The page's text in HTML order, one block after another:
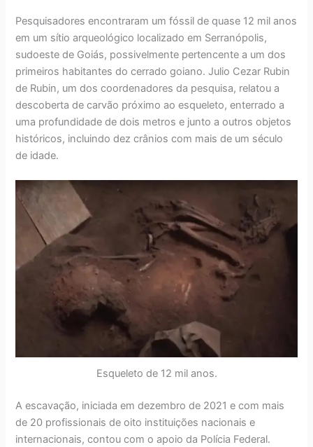
Pesquisadores encontraram um fóssil de quase 12 mil anos
em um sítio arqueológico localizado em Serranópolis,
sudoeste de Goiás, possivelmente pertencente a um dos
primeiros habitantes do cerrado goiano. Julio Cezar Rubin
de Rubin, um dos coordenadores da pesquisa, relatou a
descoberta de carvão próximo ao esqueleto, enterrado a
uma profundidade de dois metros e junto a outros objetos
históricos, incluindo dez crânios com mais de um século
de idade.
Esqueleto de 12 mil anos.
A escavação, iniciada em dezembro de 2021 e com mais
de 20 profissionais de oito instituições nacionais e
internacionais, contou com o apoio da Polícia Federal.